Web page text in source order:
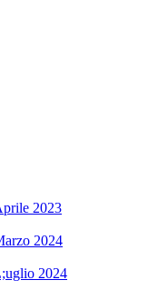
2023
2024
2024